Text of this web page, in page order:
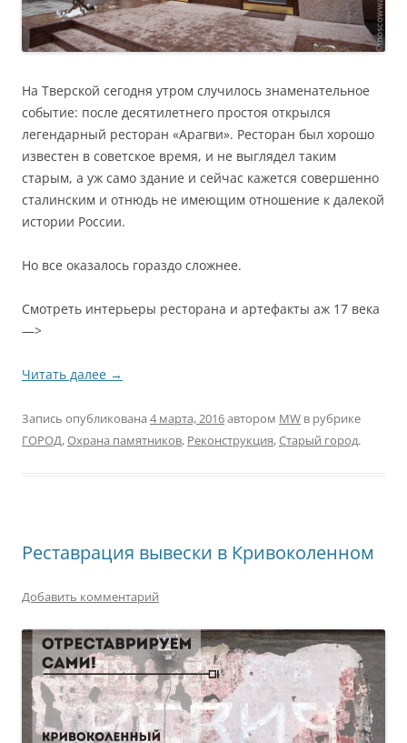
На Тверской сегодня утром случилось знаменательное
событие: после десятилетнего простоя открылся
легендарный ресторан «Арагви». Ресторан был хорошо
известен в советское время, и не выглядел таким
старым, а уж само здание и сейчас кажется совершенно
сталинским и отнюдь не имеющим отношение к далекой
истории России.
Но все оказалось гораздо сложнее.
Смотреть интерьеры ресторана и артефакты аж 17 века
—>
Читать далее →
Запись опубликована 4 марта, 2016автором MW в рубрике
ГОРОД,Охрана памятников, Реконструкция,Старый город.
Реставрация вывески в Кривоколенном
Добавить комментарий